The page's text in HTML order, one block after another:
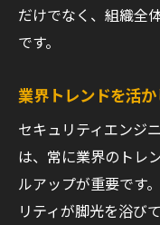
だけでなく、組織全
です。
業界トレンドを活
セキュリティエンジ
は、常に業界のトレ
ルアップが重要です
リティが脚光を浴び